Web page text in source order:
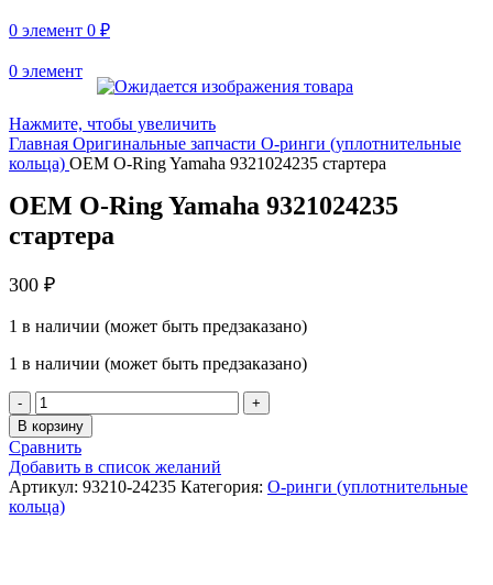
0 элемент 0 ₽
0 элемент
Нажмите, чтобы увеличить
Главная Оригинальные запчасти O‑ринги (уплотнительные
кольца) OEM O-Ring Yamaha 9321024235 стартера
OEM O-Ring Yamaha 9321024235
стартера
300 ₽
1 в наличии (может быть предзаказано)
1 в наличии (может быть предзаказано)
Количество
товара
OEM
O-
Ring
Yamaha
9321024235
В корзину
Сравнить
Добавить в список желаний
Артикул: 93210-24235 Категория: O‑ринги (уплотнительные
кольца)